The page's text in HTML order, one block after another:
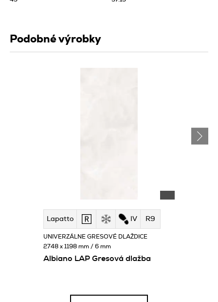
Podobné výrobky
Lapatto IV R9
Albiano LAP Gresová dlažba
UNIVERZÁLNE GRESOVÉ DLAŽDICE
2748 x 1198 mm / 6 mm